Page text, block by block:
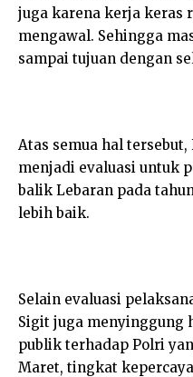
juga karena kerja keras
mengawal. Sehingga
sampai tujuan dengan
Atas semua hal
menjadi evaluasi untuk
balik Lebaran pada
lebih baik.
Selain evaluasi
Sigit juga menyinggung
publik terhadap Polri
Maret, tingkat